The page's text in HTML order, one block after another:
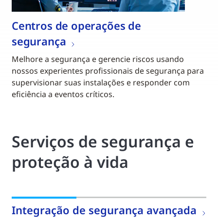
Centros de operações de
segurança
Melhore a segurança e gerencie riscos usando
nossos experientes profissionais de segurança para
supervisionar suas instalações e responder com
eficiência a eventos críticos.
Serviços de segurança e
proteção à vida
Integração de segurança avançada